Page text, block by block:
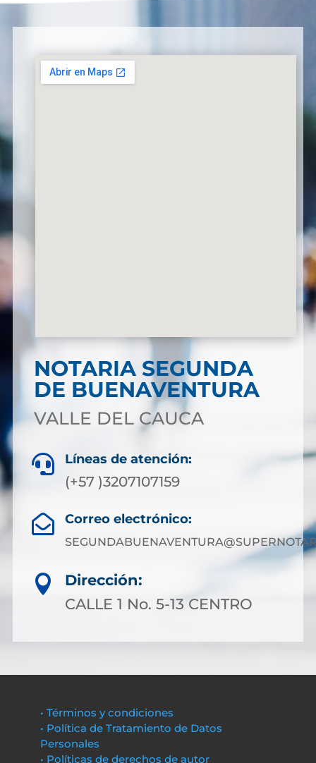
NOTARIA SEGUNDA
DE BUENAVENTURA
VALLE DEL CAUCA
 Líneas de atención:
(+57 )3207107159
 Correo electrónico:

Dirección:
CALLE 1 No. 5-13 CENTRO
• Términos y condiciones
• Política de Tratamiento de Datos
Personales
• Políticas de derechos de autor